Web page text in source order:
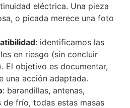
eléctrica. Una pieza
o picada merece una foto
: identificamos las
en riesgo (sin concluir
El objetivo es documentar,
una acción adaptada.
: barandillas, antenas,
frío, todas estas masas